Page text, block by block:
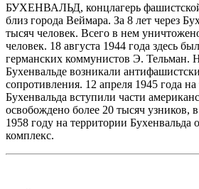
БУХЕНВАЛЬД, концлагерь
близ города Веймара. За 8 лет через
тысяч человек. Всего в нем
человек. 18 августа 1944 года здесь
германских коммунистов Э. Тельман.
Бухенвальде возникали
сопротивления. 12 апреля 1945 года
Бухенвальда вступили части
освобождено более 20 тысяч узников,
1958 году на территории
комплекс.